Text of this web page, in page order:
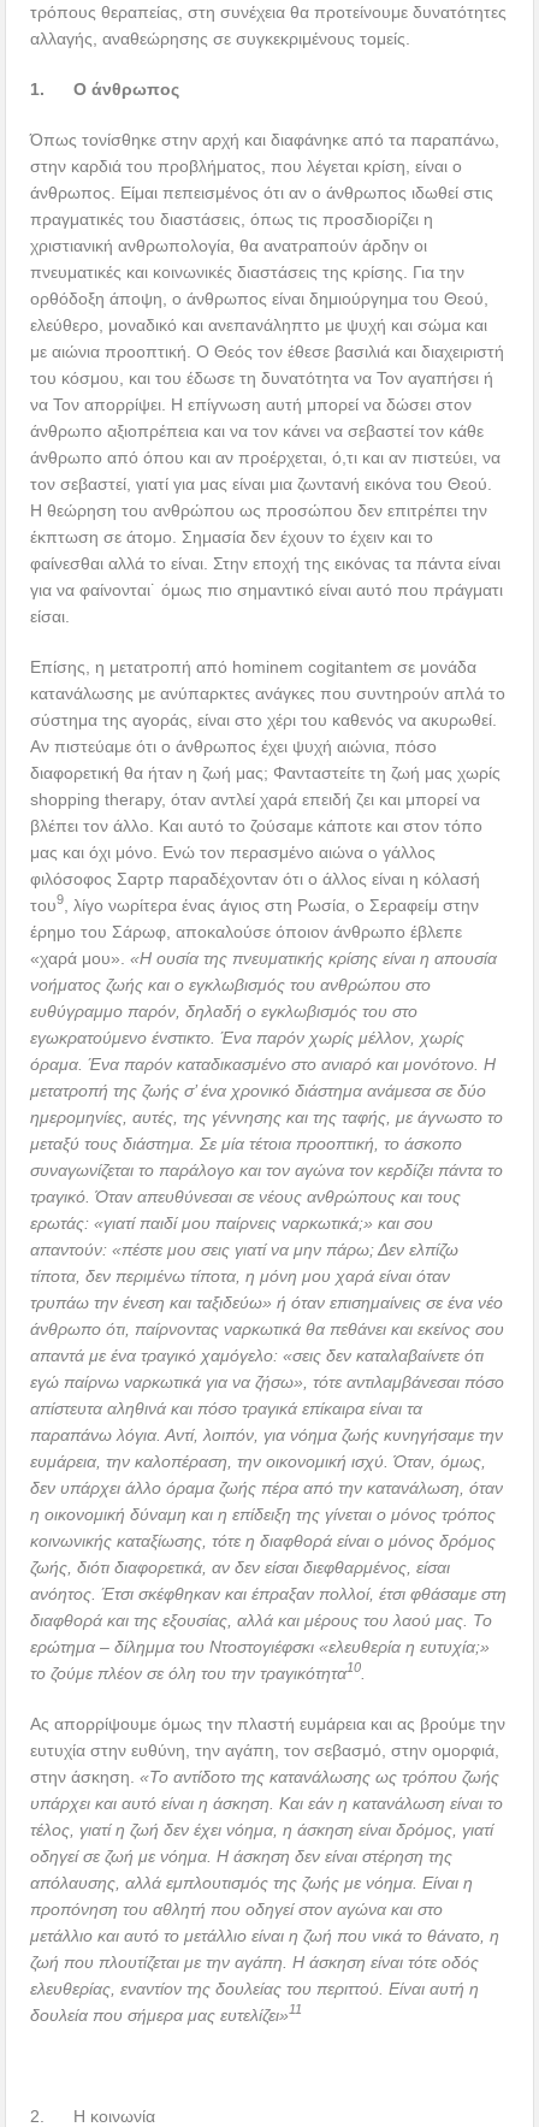
τρόπους θεραπείας, στη συνέχεια θα προτείνουμε δυνατότητες
αλλαγής, αναθεώρησης σε συγκεκριμένους τομείς.
1.Ο άνθρωπος
Όπως τονίσθηκε στην αρχή και διαφάνηκε από τα παραπάνω,
στην καρδιά του προβλήματος, που λέγεται κρίση, είναι ο
άνθρωπος. Είμαι πεπεισμένος ότι αν ο άνθρωπος ιδωθεί στις
πραγματικές του διαστάσεις, όπως τις προσδιορίζει η
χριστιανική ανθρωπολογία, θα ανατραπούν άρδην οι
πνευματικές και κοινωνικές διαστάσεις της κρίσης. Για την
ορθόδοξη άποψη, ο άνθρωπος είναι δημιούργημα του Θεού,
ελεύθερο, μοναδικό και ανεπανάληπτο με ψυχή και σώμα και
με αιώνια προοπτική. Ο Θεός τον έθεσε βασιλιά και διαχειριστή
του κόσμου, και του έδωσε τη δυνατότητα να Τον αγαπήσει ή
να Τον απορρίψει. Η επίγνωση αυτή μπορεί να δώσει στον
άνθρωπο αξιοπρέπεια και να τον κάνει να σεβαστεί τον κάθε
άνθρωπο από όπου και αν προέρχεται, ό,τι και αν πιστεύει, να
τον σεβαστεί, γιατί για μας είναι μια ζωντανή εικόνα του Θεού.
Η θεώρηση του ανθρώπου ως προσώπου δεν επιτρέπει την
έκπτωση σε άτομο. Σημασία δεν έχουν το έχειν και το
φαίνεσθαι αλλά το είναι. Στην εποχή της εικόνας τα πάντα είναι
για να φαίνονται˙ όμως πιο σημαντικό είναι αυτό που πράγματι
είσαι.
Επίσης, η μετατροπή από hominem cogitantem σε μονάδα
κατανάλωσης με ανύπαρκτες ανάγκες που συντηρούν απλά το
σύστημα της αγοράς, είναι στο χέρι του καθενός να ακυρωθεί.
Αν πιστεύαμε ότι ο άνθρωπος έχει ψυχή αιώνια, πόσο
διαφορετική θα ήταν η ζωή μας; Φανταστείτε τη ζωή μας χωρίς
shopping therapy, όταν αντλεί χαρά επειδή ζει και μπορεί να
βλέπει τον άλλο. Και αυτό το ζούσαμε κάποτε και στον τόπο
μας και όχι μόνο. Ενώ τον περασμένο αιώνα ο γάλλος
φιλόσοφος Σαρτρ παραδέχονταν ότι ο άλλος είναι η κόλασή
του9
, λίγο νωρίτερα ένας άγιος στη Ρωσία, ο Σεραφείμ στην
έρημο του Σάρωφ, αποκαλούσε όποιον άνθρωπο έβλεπε
«χαρά μου».«Η ουσία της πνευματικής κρίσης είναι η απουσία
νοήματος ζωής και ο εγκλωβισμός του ανθρώπου στο
ευθύγραμμο παρόν, δηλαδή ο εγκλωβισμός του στο
εγωκρατούμενο ένστικτο. Ένα παρόν χωρίς μέλλον, χωρίς
όραμα. Ένα παρόν καταδικασμένο στο ανιαρό και μονότονο. Η
μετατροπή της ζωής σ’ ένα χρονικό διάστημα ανάμεσα σε δύο
ημερομηνίες, αυτές, της γέννησης και της ταφής, με άγνωστο το
μεταξύ τους διάστημα. Σε μία τέτοια προοπτική, το άσκοπο
συναγωνίζεται το παράλογο και τον αγώνα τον κερδίζει πάντα το
τραγικό. Όταν απευθύνεσαι σε νέους ανθρώπους και τους
ερωτάς: «γιατί παιδί μου παίρνεις ναρκωτικά;» και σου
απαντούν: «πέστε μου σεις γιατί να μην πάρω; Δεν ελπίζω
τίποτα, δεν περιμένω τίποτα, η μόνη μου χαρά είναι όταν
τρυπάω την ένεση και ταξιδεύω» ή όταν επισημαίνεις σε ένα νέο
άνθρωπο ότι, παίρνοντας ναρκωτικά θα πεθάνει και εκείνος σου
απαντά με ένα τραγικό χαμόγελο: «σεις δεν καταλαβαίνετε ότι
εγώ παίρνω ναρκωτικά για να ζήσω», τότε αντιλαμβάνεσαι πόσο
απίστευτα αληθινά και πόσο τραγικά επίκαιρα είναι τα
παραπάνω λόγια. Αντί, λοιπόν, για νόημα ζωής κυνηγήσαμε την
ευμάρεια, την καλοπέραση, την οικονομική ισχύ. Όταν, όμως,
δεν υπάρχει άλλο όραμα ζωής πέρα από την κατανάλωση, όταν
η οικονομική δύναμη και η επίδειξη της γίνεται ο μόνος τρόπος
κοινωνικής καταξίωσης, τότε η διαφθορά είναι ο μόνος δρόμος
ζωής, διότι διαφορετικά, αν δεν είσαι διεφθαρμένος, είσαι
ανόητος. Έτσι σκέφθηκαν και έπραξαν πολλοί, έτσι φθάσαμε στη
διαφθορά και της εξουσίας, αλλά και μέρους του λαού μας. Το
ερώτημα – δίλημμα του Ντοστογιέφσκι «ελευθερία η ευτυχία;»
το ζούμε πλέον σε όλη του την τραγικότητα10
Ας απορρίψουμε όμως την πλαστή ευμάρεια και ας βρούμε την
ευτυχία στην ευθύνη, την αγάπη, τον σεβασμό, στην ομορφιά,
στην άσκηση.«Το αντίδοτο της κατανάλωσης ως τρόπου ζωής
υπάρχει και αυτό είναι η άσκηση. Και εάν η κατανάλωση είναι το
τέλος, γιατί η ζωή δεν έχει νόημα, η άσκηση είναι δρόμος, γιατί
οδηγεί σε ζωή με νόημα. Η άσκηση δεν είναι στέρηση της
απόλαυσης, αλλά εμπλουτισμός της ζωής με νόημα. Είναι η
προπόνηση του αθλητή που οδηγεί στον αγώνα και στο
μετάλλιο και αυτό το μετάλλιο είναι η ζωή που νικά το θάνατο, η
ζωή που πλουτίζεται με την αγάπη. Η άσκηση είναι τότε οδός
ελευθερίας, εναντίον της δουλείας του περιττού. Είναι αυτή η
δουλεία που σήμερα μας ευτελίζει»11
2. Η κοινωνία